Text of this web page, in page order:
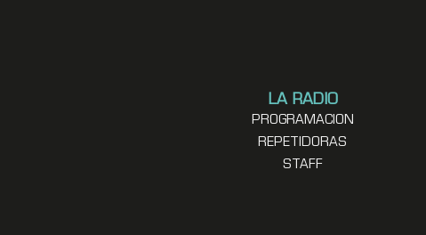
LA RADIO
PROGRAMACION
REPETIDORAS
STAFF